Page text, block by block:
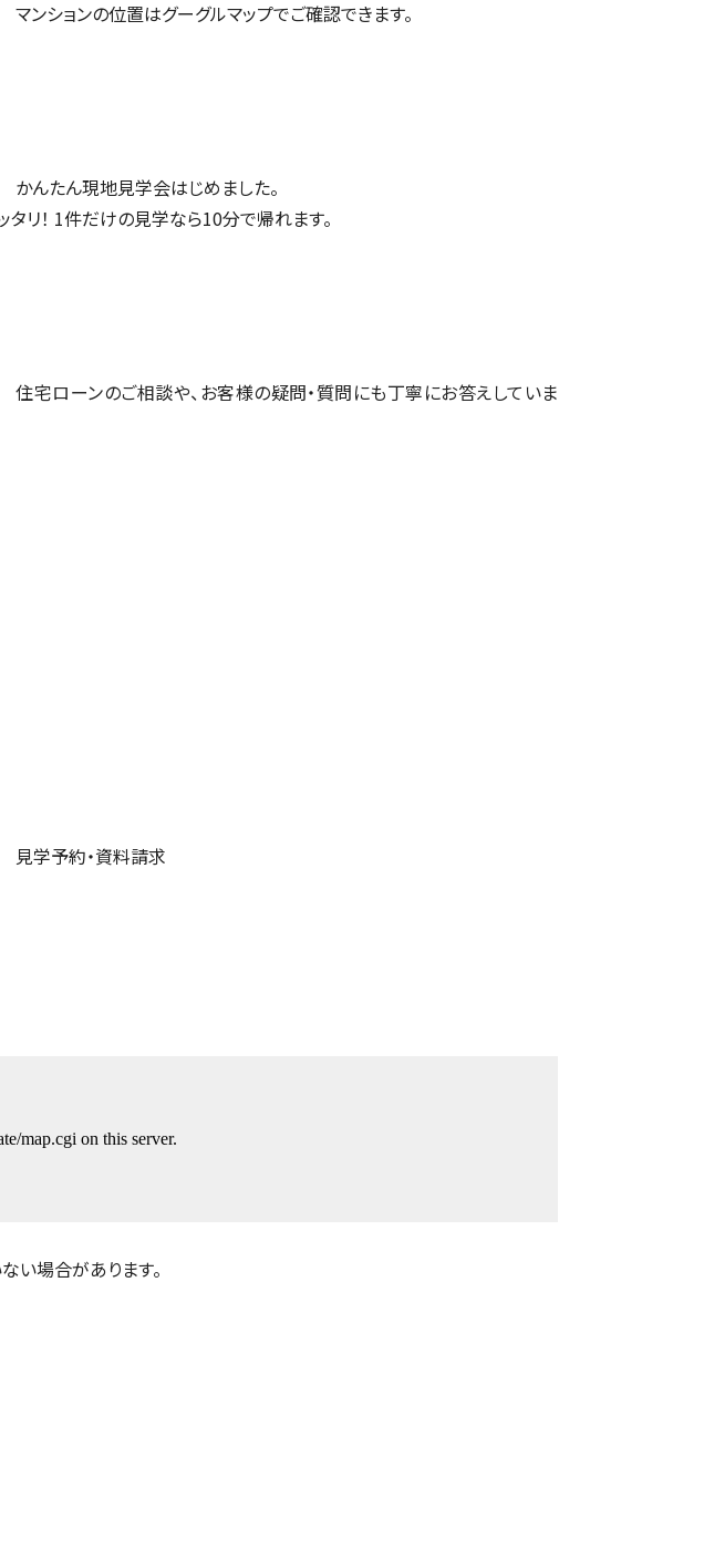
マンションの位置はグーグルマップでご確認できます。
かんたん現地見学会はじめました。
リ！ 1件だけの見学なら10分で帰れます。
住宅ローンのご相談や、お客様の疑問・質問にも丁寧にお答えしていま
見学予約・資料請求
い場合があります。